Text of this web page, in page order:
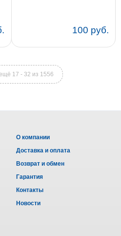
100 руб.
17 - 32 из 1556
О компании
Доставка и оплата
Возврат и обмен
Гарантия
Контакты
Новости